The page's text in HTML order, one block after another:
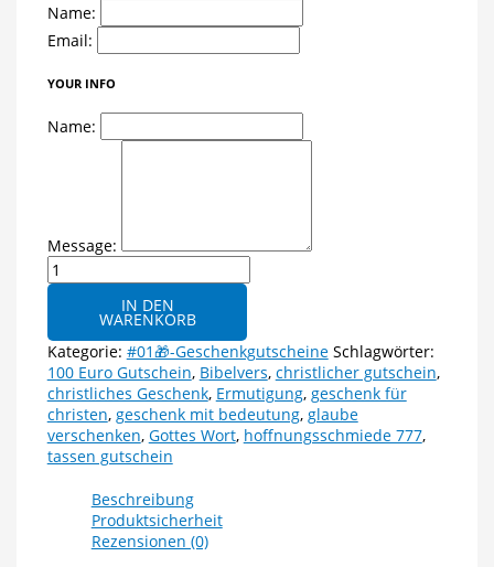
Name:
Email:
YOUR INFO
Name:
Message:
Geschenkgutschein
100 €
IN DEN
WARENKORB
Kategorie: #01🎁-Geschenkgutscheine Schlagwörter:
100 Euro Gutschein, Bibelvers, christlicher gutschein,
christliches Geschenk, Ermutigung, geschenk für
christen, geschenk mit bedeutung, glaube
verschenken, Gottes Wort, hoffnungsschmiede 777,
tassen gutschein
Beschreibung
Produktsicherheit
Rezensionen (0)